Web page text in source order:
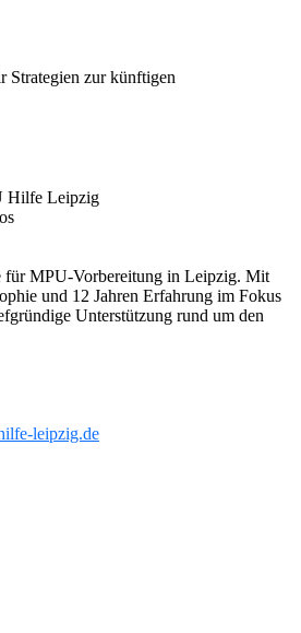
Strategien zur künftigen
Hilfe Leipzig
für MPU-Vorbereitung in Leipzig. Mit
und 12 Jahren Erfahrung im Fokus
Unterstützung rund um den
leipzig.de